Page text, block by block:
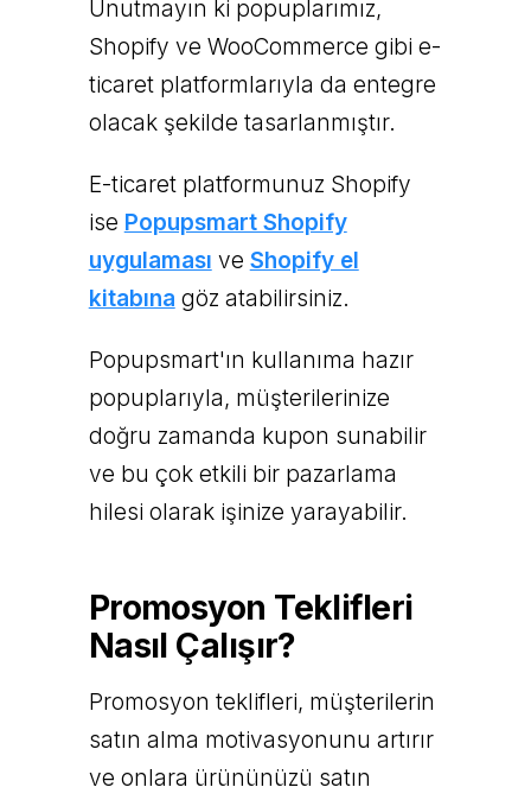
Unutmayın ki popuplarımız,
Shopify ve WooCommerce gibi e-
ticaret platformlarıyla da entegre
olacak şekilde tasarlanmıştır.
E-ticaret platformunuz Shopify
ise Popupsmart Shopify
uygulaması ve Shopify el
kitabına göz atabilirsiniz.
Popupsmart'ın kullanıma hazır
popuplarıyla, müşterilerinize
doğru zamanda kupon sunabilir
ve bu çok etkili bir pazarlama
hilesi olarak işinize yarayabilir.
Promosyon Teklifleri
Nasıl Çalışır?
Promosyon teklifleri, müşterilerin
satın alma motivasyonunu artırır
ve onlara ürününüzü satın